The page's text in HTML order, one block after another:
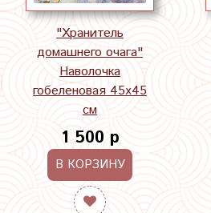
"Хранитель
домашнего очага"
Наволочка
гобеленовая 45х45
см
1 500 р
В КОРЗИНУ